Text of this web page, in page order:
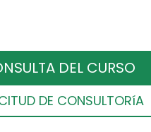
DEL CURSO
DE CONSULTORíA